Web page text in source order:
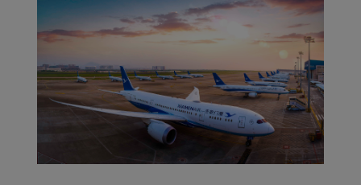
Xiamenair.com使用功能
型和分析型Cookie 来确
保我们的网站正常运行，
并为您提供最佳的用户体
验。 使用本网站，功能型